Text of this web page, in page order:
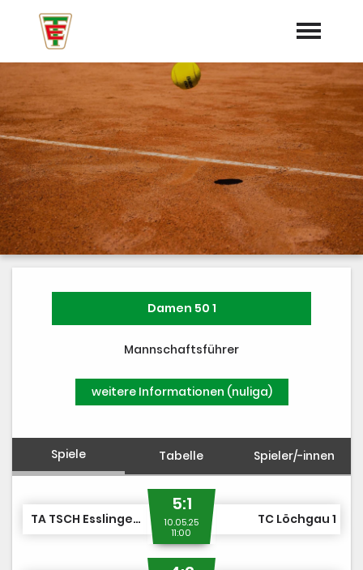
Startseite
Aktuelles
Mannschaften
Termine
Training
Vorstand
Dokumente
Trainer
Damen 50 1
Mannschaftsführer
weitere Informationen (nuliga)
Spiele Tabelle Spieler/-innen
TA TSCH Esslingen 1
5:1
10.05.25
11:00
TC Löchgau 1